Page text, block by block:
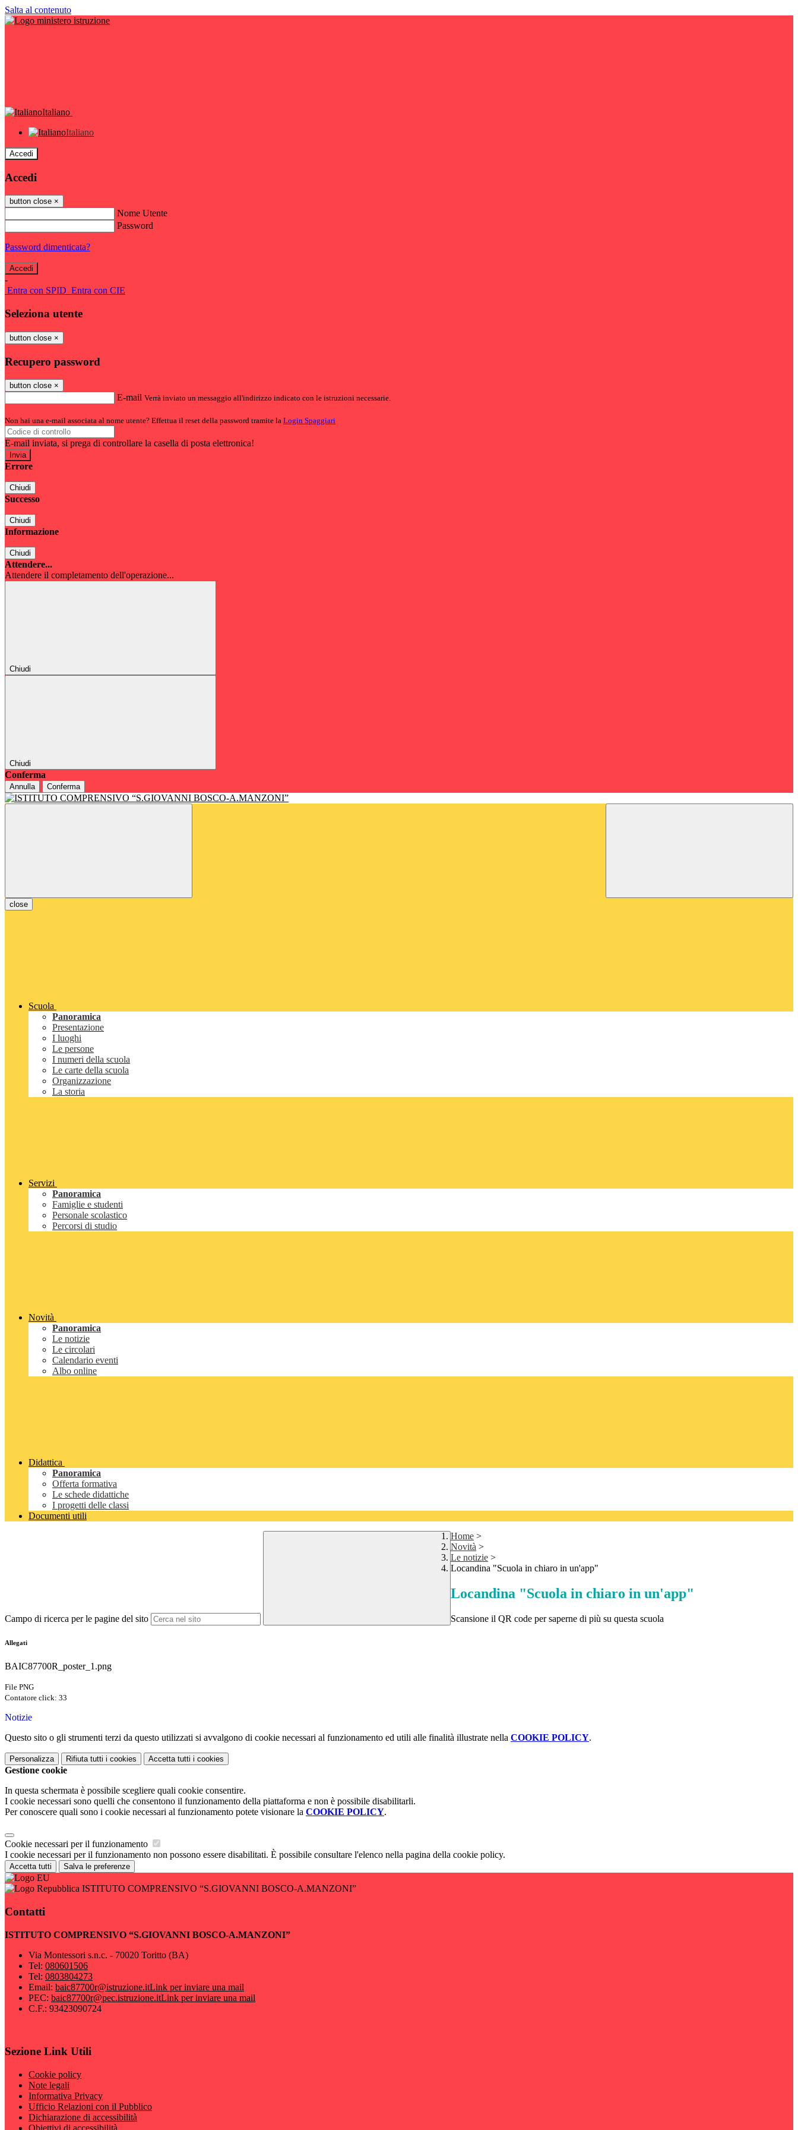
Salta al contenuto
Italiano
Italiano
Accedi
Accedi
button close ×
Nome Utente
Password
Password dimenticata?
-
Entra con SPID Entra con CIE
Seleziona utente
button close ×
Recupero password
button close ×
E-mail Verrà inviato un messaggio all'indirizzo indicato con le istruzioni necessarie.
Non hai una e-mail associata al nome utente? Effettua il reset della password tramite la Login Spaggiari
E-mail inviata, si prega di controllare la casella di posta elettronica!
Errore
Chiudi
Successo
Chiudi
Informazione
Chiudi
Attendere...
Attendere il completamento dell'operazione...
Chiudi
Chiudi
Conferma
Annulla Conferma
close
Scuola
Panoramica
Presentazione
I luoghi
Le persone
I numeri della scuola
Le carte della scuola
Organizzazione
La storia
Servizi
Panoramica
Famiglie e studenti
Personale scolastico
Percorsi di studio
Novità
Panoramica
Le notizie
Le circolari
Calendario eventi
Albo online
Didattica
Panoramica
Offerta formativa
Le schede didattiche
I progetti delle classi
Documenti utili
Campo di ricerca per le pagine del sito
Home >
Novità >
Le notizie >
Locandina "Scuola in chiaro in un'app"
Locandina "Scuola in chiaro in un'app"
Scansione il QR code per saperne di più su questa scuola
Allegati
BAIC87700R_poster_1.png
File PNG
Contatore click: 33
Notizie
Questo sito o gli strumenti terzi da questo utilizzati si avvalgono di cookie necessari al funzionamento ed utili alle finalità illustrate nella COOKIE POLICY.
Personalizza Rifiuta tutti i cookies Accetta tutti i cookies
Gestione cookie
In questa schermata è possibile scegliere quali cookie consentire.
I cookie necessari sono quelli che consentono il funzionamento della piattaforma e non è possibile disabilitarli.
Per conoscere quali sono i cookie necessari al funzionamento potete visionare la COOKIE POLICY.
Cookie necessari per il funzionamento
I cookie necessari per il funzionamento non possono essere disabilitati. È possibile consultare l'elenco nella pagina della cookie policy.
Accetta tutti Salva le preferenze
ISTITUTO COMPRENSIVO “S.GIOVANNI BOSCO-A.MANZONI”
Contatti
ISTITUTO COMPRENSIVO “S.GIOVANNI BOSCO-A.MANZONI”
Via Montessori s.n.c. - 70020 Toritto (BA)
Tel: 080601506
Tel: 0803804273
Email: baic87700r@istruzione.itLink per inviare una mail
PEC: baic87700r@pec.istruzione.itLink per inviare una mail
C.F.: 93423090724
Sezione Link Utili
Cookie policy
Note legali
Informativa Privacy
Ufficio Relazioni con il Pubblico
Dichiarazione di accessibilità
Obiettivi di accessibilità